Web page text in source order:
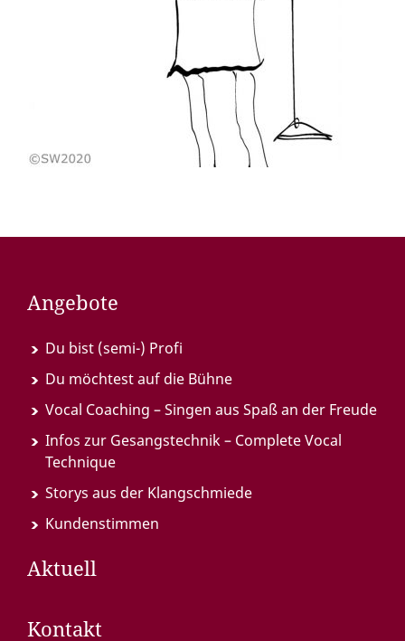
Angebote
Du bist (semi-) Profi
Du möchtest auf die Bühne
Vocal Coaching – Singen aus Spaß an der Freude
Infos zur Gesangstechnik – Complete Vocal
Technique
Storys aus der Klangschmiede
Kundenstimmen
Aktuell
Kontakt